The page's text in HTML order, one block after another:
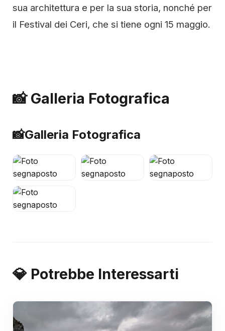
sua architettura e per la sua storia, nonché per
il Festival dei Ceri, che si tiene ogni 15 maggio.
📸 Galleria Fotografica
📸Galleria Fotografica
💎 Potrebbe Interessarti